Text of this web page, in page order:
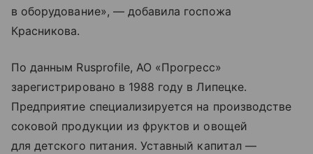
в оборудование», — добавила госпожа
Красникова.
По данным Rusprofile, АО «Прогресс»
зарегистрировано в 1988 году в Липецке.
Предприятие специализируется на производстве
соковой продукции из фруктов и овощей
для детского питания. Уставный капитал —